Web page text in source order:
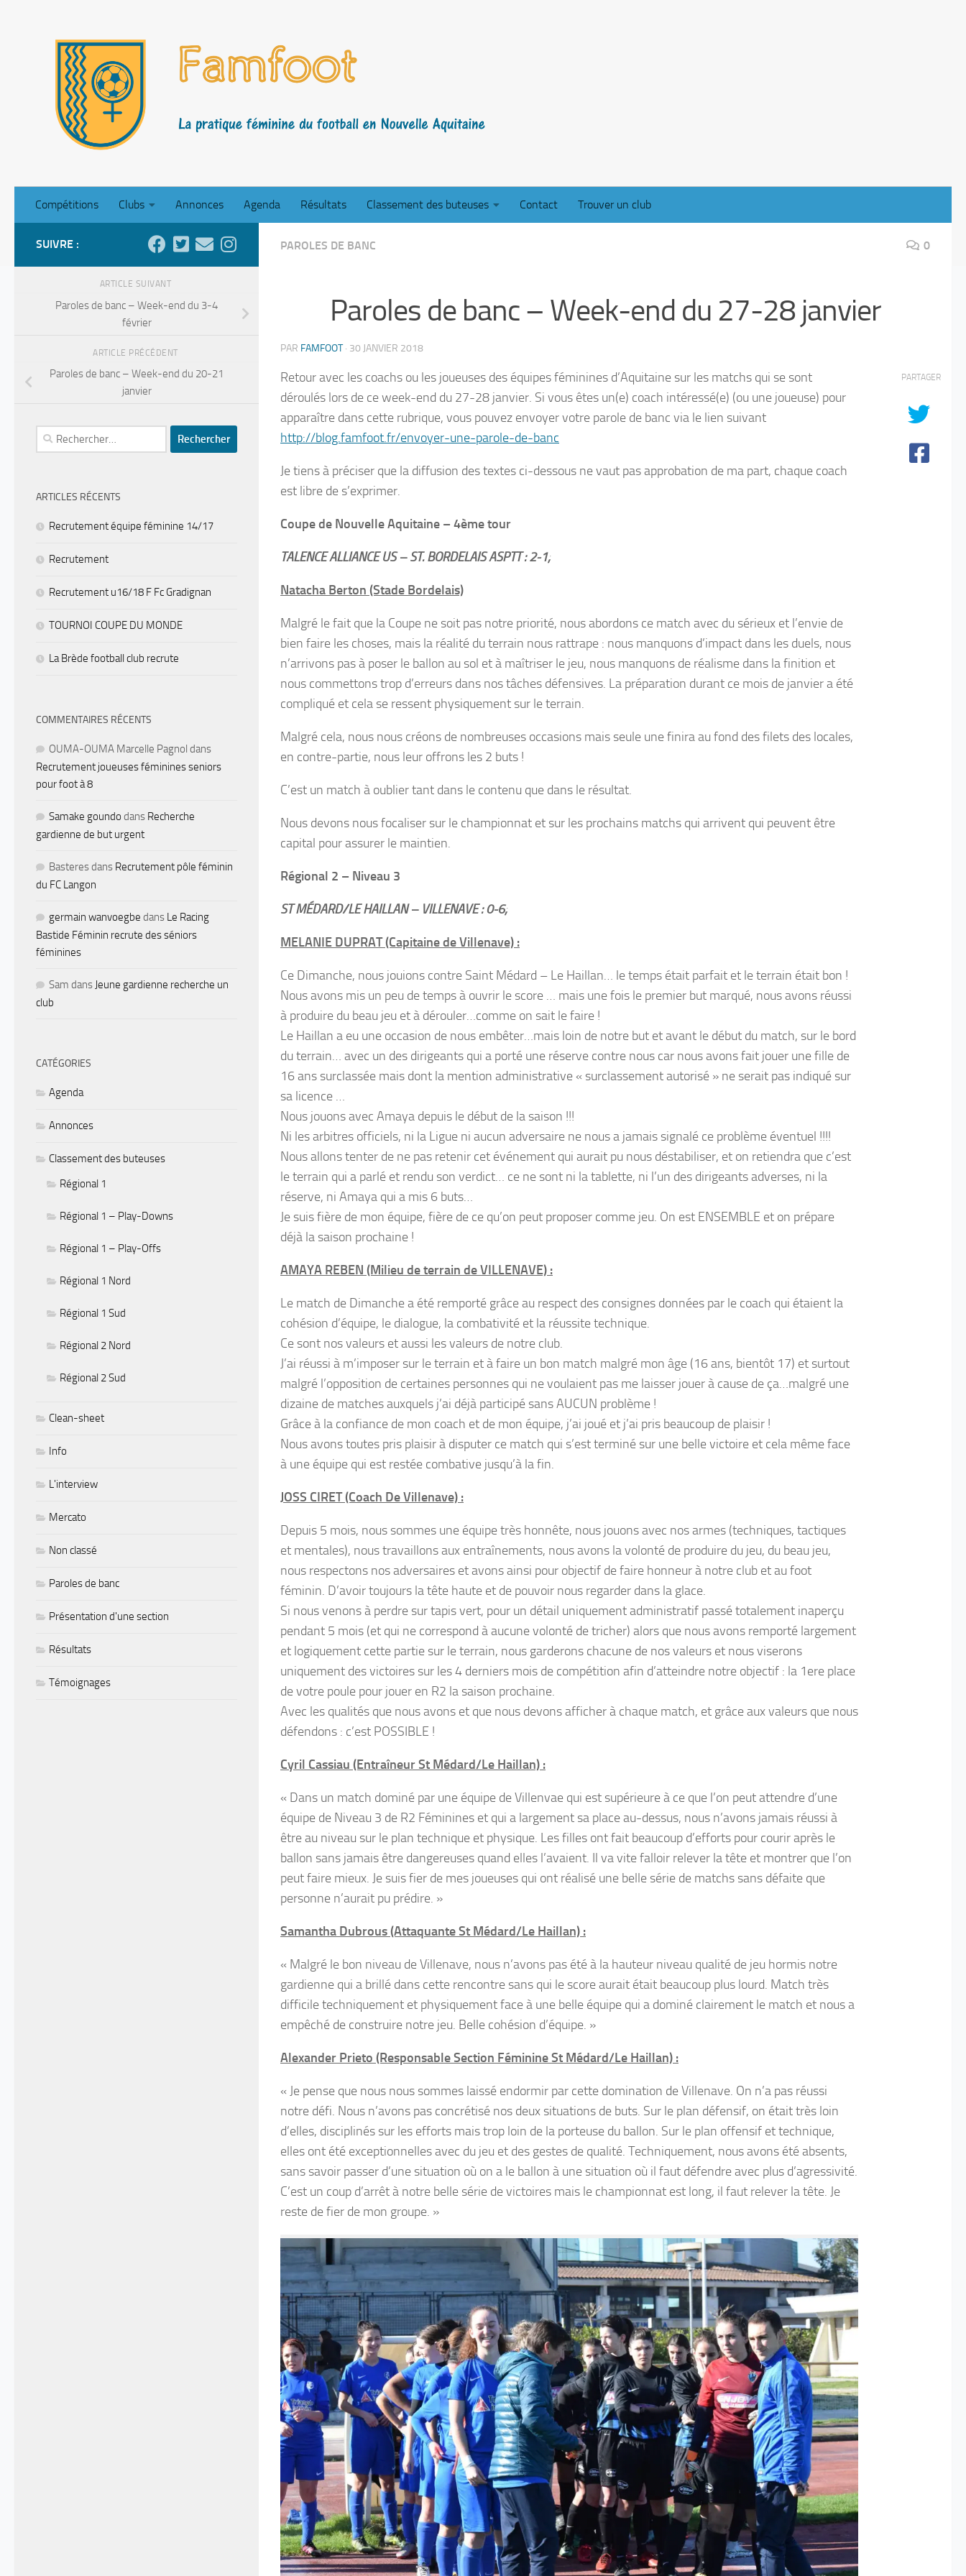
Compétitions Clubs Annonces Agenda Résultats Classement des buteuses Contact Trouver un club
PAROLES DE BANC 0
Paroles de banc – Week-end du 27-28 janvier
PAR FAMFOOT · 30 JANVIER 2018
Retour avec les coachs ou les joueuses des équipes féminines d’Aquitaine sur les matchs qui se sont
déroulés lors de ce week-end du 27-28 janvier. Si vous êtes un(e) coach intéressé(e) (ou une joueuse) pour
apparaître dans cette rubrique, vous pouvez envoyer votre parole de banc via le lien suivant
http://blog.famfoot.fr/envoyer-une-parole-de-banc
Je tiens à préciser que la diffusion des textes ci-dessous ne vaut pas approbation de ma part, chaque coach
est libre de s’exprimer.
Coupe de Nouvelle Aquitaine – 4ème tour
TALENCE ALLIANCE US – ST. BORDELAIS ASPTT : 2-1;
Natacha Berton (Stade Bordelais)
Malgré le fait que la Coupe ne soit pas notre priorité, nous abordons ce match avec du sérieux et l’envie de
bien faire les choses, mais la réalité du terrain nous rattrape : nous manquons d’impact dans les duels, nous
n’arrivons pas à poser le ballon au sol et à maîtriser le jeu, nous manquons de réalisme dans la finition et
nous commettons trop d’erreurs dans nos tâches défensives. La préparation durant ce mois de janvier a été
compliqué et cela se ressent physiquement sur le terrain.
Malgré cela, nous nous créons de nombreuses occasions mais seule une finira au fond des filets des locales,
en contre-partie, nous leur offrons les 2 buts !
C’est un match à oublier tant dans le contenu que dans le résultat.
Nous devons nous focaliser sur le championnat et sur les prochains matchs qui arrivent qui peuvent être
capital pour assurer le maintien.
Régional 2 – Niveau 3
ST MÉDARD/LE HAILLAN – VILLENAVE : 0-6;
MELANIE DUPRAT (Capitaine de Villenave) :
Ce Dimanche, nous jouions contre Saint Médard – Le Haillan… le temps était parfait et le terrain était bon !
Nous avons mis un peu de temps à ouvrir le score … mais une fois le premier but marqué, nous avons réussi
à produire du beau jeu et à dérouler…comme on sait le faire !
Le Haillan a eu une occasion de nous embêter…mais loin de notre but et avant le début du match, sur le bord
du terrain… avec un des dirigeants qui a porté une réserve contre nous car nous avons fait jouer une fille de
16 ans surclassée mais dont la mention administrative « surclassement autorisé » ne serait pas indiqué sur
sa licence …
Nous jouons avec Amaya depuis le début de la saison !!!
Ni les arbitres officiels, ni la Ligue ni aucun adversaire ne nous a jamais signalé ce problème éventuel !!!!
Nous allons tenter de ne pas retenir cet événement qui aurait pu nous déstabiliser, et on retiendra que c’est
le terrain qui a parlé et rendu son verdict… ce ne sont ni la tablette, ni l’un des dirigeants adverses, ni la
réserve, ni Amaya qui a mis 6 buts…
Je suis fière de mon équipe, fière de ce qu’on peut proposer comme jeu. On est ENSEMBLE et on prépare
déjà la saison prochaine !
AMAYA REBEN (Milieu de terrain de VILLENAVE) :
Le match de Dimanche a été remporté grâce au respect des consignes données par le coach qui étaient la
cohésion d’équipe, le dialogue, la combativité et la réussite technique.
Ce sont nos valeurs et aussi les valeurs de notre club.
J’ai réussi à m’imposer sur le terrain et à faire un bon match malgré mon âge (16 ans, bientôt 17) et surtout
malgré l’opposition de certaines personnes qui ne voulaient pas me laisser jouer à cause de ça…malgré une
dizaine de matches auxquels j’ai déjà participé sans AUCUN problème !
Grâce à la confiance de mon coach et de mon équipe, j’ai joué et j’ai pris beaucoup de plaisir !
Nous avons toutes pris plaisir à disputer ce match qui s’est terminé sur une belle victoire et cela même face
à une équipe qui est restée combative jusqu’à la fin.
JOSS CIRET (Coach De Villenave) :
Depuis 5 mois, nous sommes une équipe très honnête, nous jouons avec nos armes (techniques, tactiques
et mentales), nous travaillons aux entraînements, nous avons la volonté de produire du jeu, du beau jeu,
nous respectons nos adversaires et avons ainsi pour objectif de faire honneur à notre club et au foot
féminin. D’avoir toujours la tête haute et de pouvoir nous regarder dans la glace.
Si nous venons à perdre sur tapis vert, pour un détail uniquement administratif passé totalement inaperçu
pendant 5 mois (et qui ne correspond à aucune volonté de tricher) alors que nous avons remporté largement
et logiquement cette partie sur le terrain, nous garderons chacune de nos valeurs et nous viserons
uniquement des victoires sur les 4 derniers mois de compétition afin d’atteindre notre objectif : la 1ere place
de votre poule pour jouer en R2 la saison prochaine.
Avec les qualités que nous avons et que nous devons afficher à chaque match, et grâce aux valeurs que nous
défendons : c’est POSSIBLE !
Cyril Cassiau (Entraîneur St Médard/Le Haillan) :
« Dans un match dominé par une équipe de Villenvae qui est supérieure à ce que l’on peut attendre d’une
équipe de Niveau 3 de R2 Féminines et qui a largement sa place au-dessus, nous n’avons jamais réussi à
être au niveau sur le plan technique et physique. Les filles ont fait beaucoup d’efforts pour courir après le
ballon sans jamais être dangereuses quand elles l’avaient. Il va vite falloir relever la tête et montrer que l’on
peut faire mieux. Je suis fier de mes joueuses qui ont réalisé une belle série de matchs sans défaite que
personne n’aurait pu prédire. »
Samantha Dubrous (Attaquante St Médard/Le Haillan) :
« Malgré le bon niveau de Villenave, nous n’avons pas été à la hauteur niveau qualité de jeu hormis notre
gardienne qui a brillé dans cette rencontre sans qui le score aurait était beaucoup plus lourd. Match très
difficile techniquement et physiquement face à une belle équipe qui a dominé clairement le match et nous a
empêché de construire notre jeu. Belle cohésion d’équipe. »
Alexander Prieto (Responsable Section Féminine St Médard/Le Haillan) :
« Je pense que nous nous sommes laissé endormir par cette domination de Villenave. On n’a pas réussi
notre défi. Nous n’avons pas concrétisé nos deux situations de buts. Sur le plan défensif, on était très loin
d’elles, disciplinés sur les efforts mais trop loin de la porteuse du ballon. Sur le plan offensif et technique,
elles ont été exceptionnelles avec du jeu et des gestes de qualité. Techniquement, nous avons été absents,
sans savoir passer d’une situation où on a le ballon à une situation où il faut défendre avec plus d’agressivité.
C’est un coup d’arrêt à notre belle série de victoires mais le championnat est long, il faut relever la tête. Je
reste de fier de mon groupe. »
PARTAGER
SUIVRE :
ARTICLE SUIVANT
Paroles de banc – Week-end du 3-4
février
ARTICLE PRÉCÉDENT
Paroles de banc – Week-end du 20-21
janvier
Rechercher :
ARTICLES RÉCENTS
Recrutement équipe féminine 14/17
Recrutement
Recrutement u16/18 F Fc Gradignan
TOURNOI COUPE DU MONDE
La Brède football club recrute
COMMENTAIRES RÉCENTS
OUMA-OUMA Marcelle Pagnol dans
Recrutement joueuses féminines seniors
pour foot à 8
Samake goundo dans Recherche
gardienne de but urgent
Basteresdans Recrutement pôle féminin
du FC Langon
germain wanvoegbe dans Le Racing
Bastide Féminin recrute des séniors
féminines
Sam dans Jeune gardienne recherche un
club
CATÉGORIES
Agenda
Annonces
Classement des buteuses
Régional 1
Régional 1 – Play-Downs
Régional 1 – Play-Offs
Régional 1 Nord
Régional 1 Sud
Régional 2 Nord
Régional 2 Sud
Clean-sheet
Info
L'interview
Mercato
Non classé
Paroles de banc
Présentation d'une section
Résultats
Témoignages